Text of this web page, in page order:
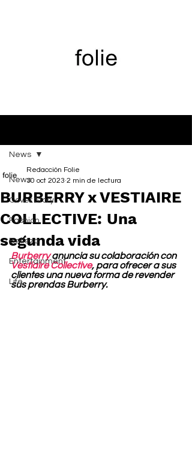
News
Cover Story
Fashion
Belleza
Entertainment
Life
News
BURBERRY x VESTIAIRE
COLLECTIVE: Una
segunda vida
Redacción Folie
30 oct 2023 2 min de lectura
Burberry anuncia su colaboración con
Vestiaire Collective, para ofrecer a sus
clientes una nueva forma de revender
sus prendas Burberry.